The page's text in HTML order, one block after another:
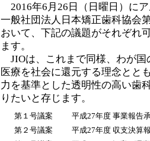
2016年6月26日（日曜日）に
一般社団法人日本矯正歯科協会
おいて、下記の議題がそれぞれ
ます。
JIOは、これまで同様、わが国
医療を社会に還元する理念とと
力を基準とした透明性の高い歯
りたいと存じます。
第１号議案
平成27年度 事業報告
第２号議案
平成27年度 収支決算